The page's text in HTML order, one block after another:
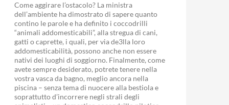
Come aggirare l’ostacolo? La ministra
dell’ambiente ha dimostrato di sapere quanto
contino le parole e ha definito i coccodrilli
“animali addomesticabili”, alla stregua di cani,
gatti o caprette, i quali, per via de3lla loro
addomesticabilità, possono anche non essere
nativi dei luoghi di soggiorno. Finalmente, come
avete sempre desiderato, potrete tenere nella
vostra vasca da bagno, meglio ancora nella
piscina – senza tema di nuocere alla bestiola e
soprattutto d’incorrere negli strali degli